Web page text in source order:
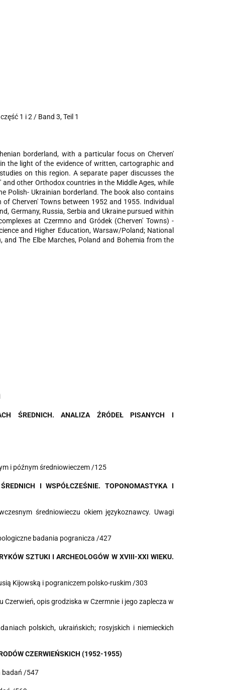
1 i 2 / Band 3, Teil 1
borderland, with a particular focus on Cherven'
the light of the evidence of written, cartographic and
on this region. A separate paper discusses the
other Orthodox countries in the Middle Ages, while
Polish- Ukrainian borderland. The book also contains
Cherven' Towns between 1952 and 1955. Individual
Germany, Russia, Serbia and Ukraine pursued within
at Czermno and Gródek (Cherven' Towns) -
and Higher Education, Warsaw/Poland; National
and The Elbe Marches, Poland and Bohemia from the
CH ŚREDNICH.ANALIZA ŹRÓDEŁ PISANYCH I
i późnym średniowieczem /125
I WSPÓŁCZEŚNIE.TOPONOMASTYKA I
średniowieczu okiem językoznawcy. Uwagi
badania pogranicza /427
YKÓWSZTUKI IARCHEOLOGÓW W XVIII-XXIWIEKU.
Kijowską i pograniczem polsko-ruskim /303
opis grodziska w Czermnie i jego zaplecza w
polskich, ukraińskich; rosyjskich i niemieckich
ODÓW CZERWIEŃSKICH (1952-1955)
badań /547